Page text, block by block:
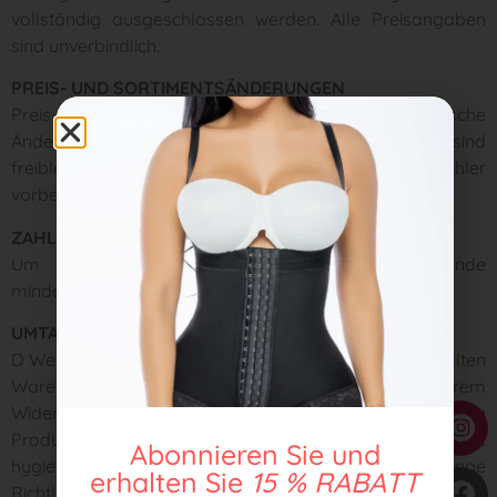
vollständig ausgeschlossen werden. Alle Preisangaben
sind unverbindlich.
PREIS- UND SORTIMENTSÄNDERUNGEN
Preis- und Sortimentsänderungen sowie technische
Änderungen bleiben vorbehalten. Alle Angebote sind
freibleibend. Falsche Angaben und Druckfehler
vorbehalten.
ZAHLUNG
Um mit Kreditkarte zu bezahlen, muss der Kunde
mindestens 18 Jahre alt sein.
UMTAUSCH/FALSCHLIEFERUNG
D Wenn Ihnen bei der Ausführung der von Ihnen bestellten
Waren ein Fehler unterlaufen ist, können Sie von Ihrem
Widerrufsrecht Gebrauch machen. Da es sich bei diesen
Produkten aus unserem Sortiment um Produkte mit
hygienischen Anforderungen handelt, gelten strenge
Abonnieren Sie und
erhalten Sie 15 % RABATT